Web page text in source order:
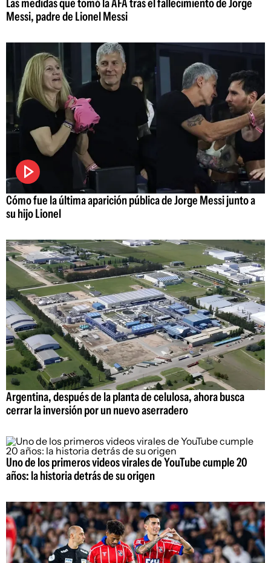
Las medidas que tomó la AFA tras el fallecimiento de Jorge
Messi, padre de Lionel Messi
Cómo fue la última aparición pública de Jorge Messi junto a
su hijo Lionel
Argentina, después de la planta de celulosa, ahora busca
cerrar la inversión por un nuevo aserradero
Uno de los primeros videos virales de YouTube cumple 20
años: la historia detrás de su origen